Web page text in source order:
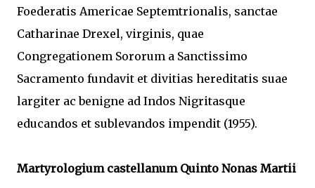
Foederatis Americae Septemtrionalis, sanctae
Catharinae Drexel, virginis, quae
Congregationem Sororum a Sanctissimo
Sacramento fundavit et divitias hereditatis suae
largiter ac benigne ad Indos Nigritasque
educandos et sublevandos impendit (1955).
Martyrologium castellanum Quinto Nonas Martii